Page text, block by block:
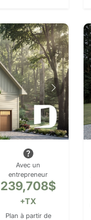
Avec un
entrepreneur
239,708$
+TX
Plan à partir de